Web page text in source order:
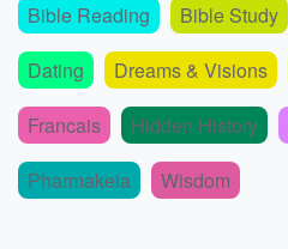
Bible Reading Bible Study
Dating
Dreams & Visions
Francais
Hidden History
Pharmakeia
Wisdom